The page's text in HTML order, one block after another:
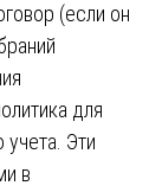
(если он
для
учета. Эти
в